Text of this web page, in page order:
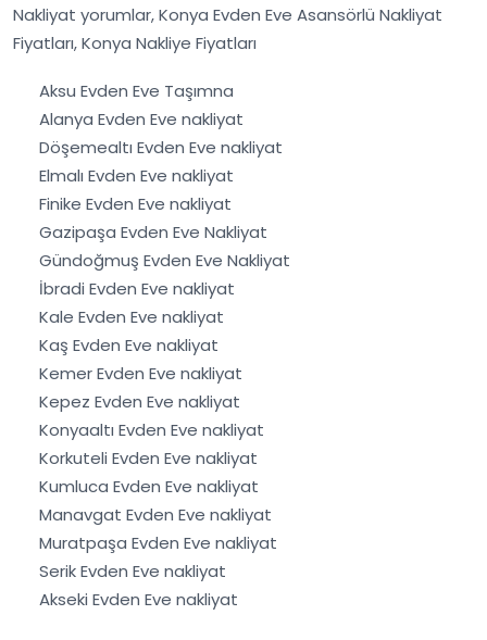
Nakliyat yorumlar, Konya Evden Eve Asansörlü Nakliyat
Fiyatları, Konya Nakliye Fiyatları
Aksu Evden Eve Taşımna
Alanya Evden Eve nakliyat
Döşemealtı Evden Eve nakliyat
Elmalı Evden Eve nakliyat
Finike Evden Eve nakliyat
Gazipaşa Evden Eve Nakliyat
Gündoğmuş Evden Eve Nakliyat
İbradi Evden Eve nakliyat
Kale Evden Eve nakliyat
Kaş Evden Eve nakliyat
Kemer Evden Eve nakliyat
Kepez Evden Eve nakliyat
Konyaaltı Evden Eve nakliyat
Korkuteli Evden Eve nakliyat
Kumluca Evden Eve nakliyat
Manavgat Evden Eve nakliyat
Muratpaşa Evden Eve nakliyat
Serik Evden Eve nakliyat
Akseki Evden Eve nakliyat